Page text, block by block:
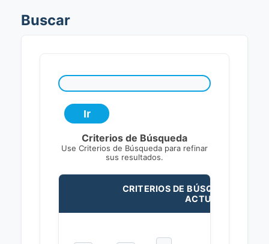
Buscar
Criterios de Búsqueda
Use Criterios de Búsqueda para refinar
sus resultados.
CRITERIOS DE BÚSQUEDA
ACTUALES: